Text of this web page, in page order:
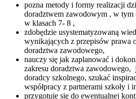
pozna metody i formy realizacji
doradztwem zawodowym , w
w klasach 7- 8 ,
zdobędzie usystematyzowaną
wynikających z przepisów prawa
doradztwa zawodowego,
nauczy się jak zaplanować i
zakresu doradztwa zawodowego,
doradcy szkolnego, szukać
współpracy z partnerami szkoły i
przygotuje się do ewentualnej